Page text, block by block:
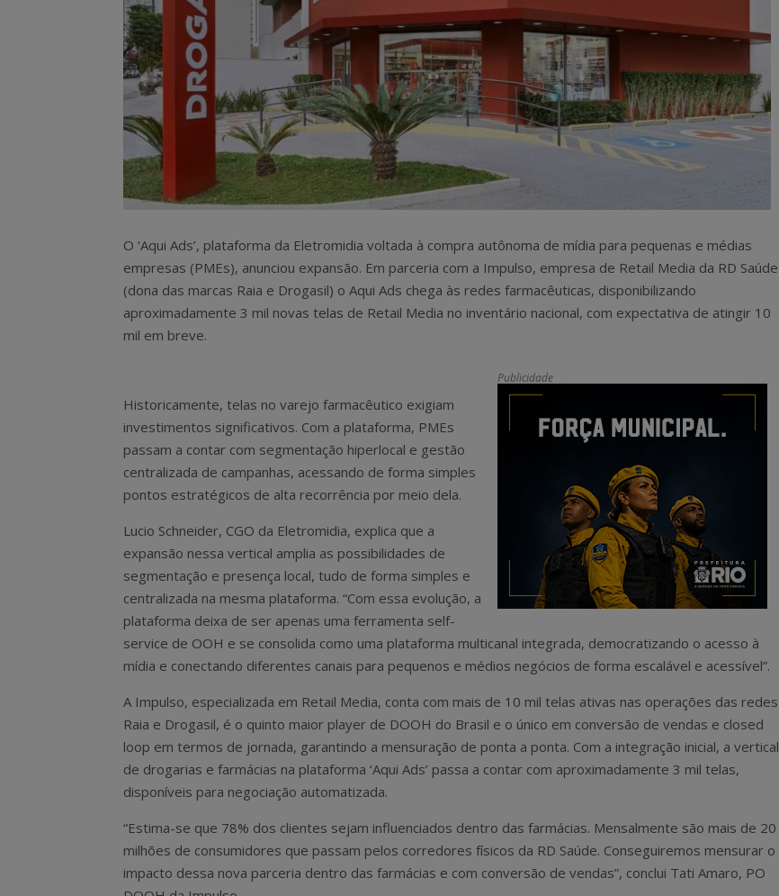
O ‘Aqui Ads’, plataforma da Eletromidia voltada à compra autônoma de mídia para pequenas e médias
empresas (PMEs), anunciou expansão. Em parceria com a Impulso, empresa de Retail Media da RD Saúde
(dona das marcas Raia e Drogasil) o Aqui Ads chega às redes farmacêuticas, disponibilizando
aproximadamente 3 mil novas telas de Retail Media no inventário nacional, com expectativa de atingir 10
mil em breve.
Publicidade
Historicamente, telas no varejo farmacêutico exigiam
investimentos significativos. Com a plataforma, PMEs
passam a contar com segmentação hiperlocal e gestão
centralizada de campanhas, acessando de forma simples
pontos estratégicos de alta recorrência por meio dela.
Lucio Schneider, CGO da Eletromidia, explica que a
expansão nessa vertical amplia as possibilidades de
segmentação e presença local, tudo de forma simples e
centralizada na mesma plataforma. “Com essa evolução, a
plataforma deixa de ser apenas uma ferramenta self-
service de OOH e se consolida como uma plataforma multicanal integrada, democratizando o acesso à
mídia e conectando diferentes canais para pequenos e médios negócios de forma escalável e acessível”.
A Impulso, especializada em Retail Media, conta com mais de 10 mil telas ativas nas operações das redes
Raia e Drogasil, é o quinto maior player de DOOH do Brasil e o único em conversão de vendas e closed
loop em termos de jornada, garantindo a mensuração de ponta a ponta. Com a integração inicial, a vertical
de drogarias e farmácias na plataforma ‘Aqui Ads’ passa a contar com aproximadamente 3 mil telas,
disponíveis para negociação automatizada.
“Estima-se que 78% dos clientes sejam influenciados dentro das farmácias. Mensalmente são mais de 20
milhões de consumidores que passam pelos corredores físicos da RD Saúde. Conseguiremos mensurar o
impacto dessa nova parceria dentro das farmácias e com conversão de vendas”, conclui Tati Amaro, PO